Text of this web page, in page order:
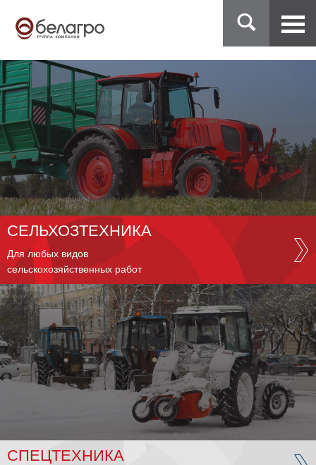
СЕЛЬХОЗТЕХНИКА
Для любых видов
сельскохозяйственных работ
СПЕЦТЕХНИКА